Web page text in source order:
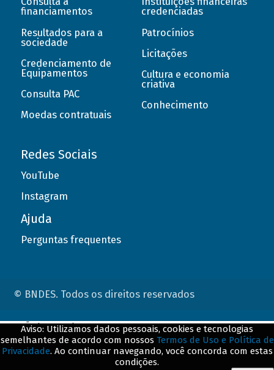
financiamentos
Resultados para a
sociedade
Credenciamento de
Equipamentos
Consulta PAC
Moedas contratuais
credenciadas
Patrocínios
Licitações
Cultura e economia
criativa
Conhecimento
Redes Sociais
YouTube
Instagram
Ajuda
Perguntas frequentes
© BNDES. Todos os direitos reservados
Aviso: Utilizamos dados pessoais, cookies e tecnologias
semelhantes de acordo com nossos Termos de Uso e Política de
Privacidade. Ao continuar navegando, você concorda com estas
condições.
ConteÃºdo complementar
${title}${badge}